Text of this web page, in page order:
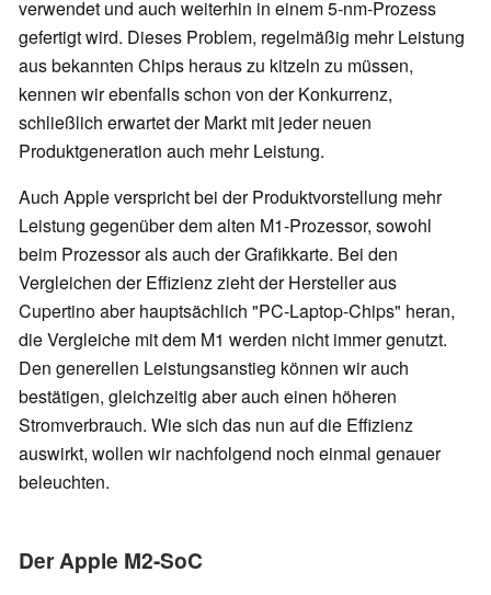
verwendet und auch weiterhin in einem 5-nm-Prozess
gefertigt wird. Dieses Problem, regelmäßig mehr Leistung
aus bekannten Chips heraus zu kitzeln zu müssen,
kennen wir ebenfalls schon von der Konkurrenz,
schließlich erwartet der Markt mit jeder neuen
Produktgeneration auch mehr Leistung.
Auch Apple verspricht bei der Produktvorstellung mehr
Leistung gegenüber dem alten M1-Prozessor, sowohl
beim Prozessor als auch der Grafikkarte. Bei den
Vergleichen der Effizienz zieht der Hersteller aus
Cupertino aber hauptsächlich "PC-Laptop-Chips" heran,
die Vergleiche mit dem M1 werden nicht immer genutzt.
Den generellen Leistungsanstieg können wir auch
bestätigen, gleichzeitig aber auch einen höheren
Stromverbrauch. Wie sich das nun auf die Effizienz
auswirkt, wollen wir nachfolgend noch einmal genauer
beleuchten.
Der Apple M2-SoC